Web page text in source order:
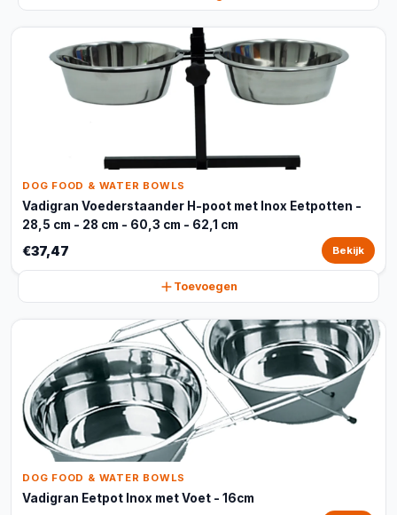
DOG FOOD & WATER BOWLS
Vadigran Voederstaander H-poot met Inox Eetpotten -
28,5 cm - 28 cm - 60,3 cm - 62,1 cm
€37,47 Bekijk
Toevoegen
DOG FOOD & WATER BOWLS
Vadigran Eetpot Inox met Voet - 16cm